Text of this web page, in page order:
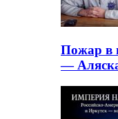
Пожар в
—